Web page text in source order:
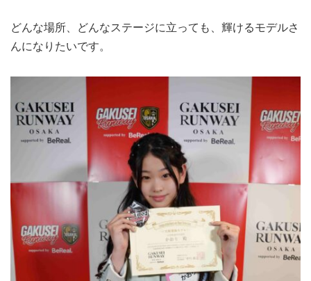
どんな場所、どんなステージに立っても、輝けるモデルさ
んになりたいです。